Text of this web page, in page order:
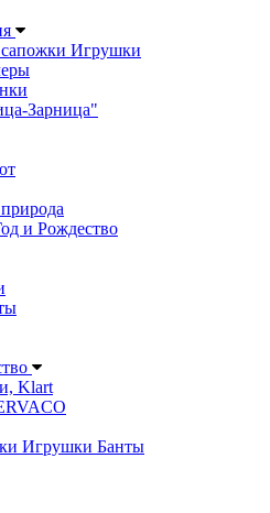
сапожки Игрушки
Зарница"
и Рождество
Klart
Игрушки Банты